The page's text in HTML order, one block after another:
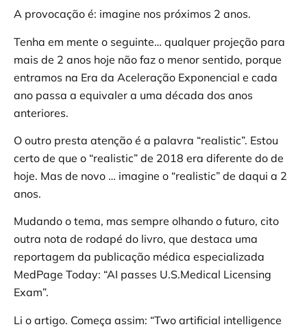
A provocação é: imagine nos próximos 2 anos.
Tenha em mente o seguinte… qualquer projeção para
mais de 2 anos hoje não faz o menor sentido, porque
entramos na Era da Aceleração Exponencial e cada
ano passa a equivaler a uma década dos anos
anteriores.
O outro presta atenção é a palavra “realistic”. Estou
certo de que o “realistic” de 2018 era diferente do de
hoje. Mas de novo … imagine o “realistic” de daqui a 2
anos.
Mudando o tema, mas sempre olhando o futuro, cito
outra nota de rodapé do livro, que destaca uma
reportagem da publicação médica especializada
MedPage Today: “AI passes U.S.Medical Licensing
Exam”.
Li o artigo. Começa assim: “Two artificial intelligence